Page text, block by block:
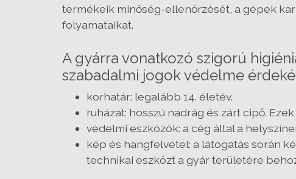
termékeik minőség-ellenőrzését, a gépek
folyamataikat.
A gyárra vonatkozó szigorú
szabadalmi jogok védelme
korhatár: legalább 14. életév.
ruházat: hosszú nadrág és zárt cipő.
védelmi eszközök: a cég által a
kép és hangfelvétel: a látogatás során
technikai eszközt a gyár területére